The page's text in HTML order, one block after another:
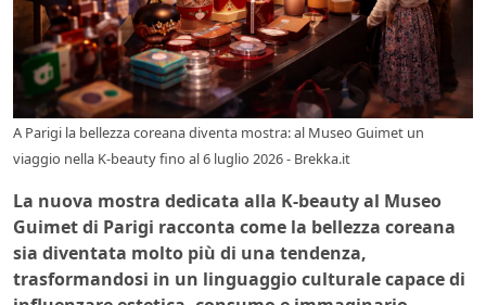
A Parigi la bellezza coreana diventa mostra: al Museo Guimet un
viaggio nella K-beauty fino al 6 luglio 2026 - Brekka.it
La nuova mostra dedicata alla K-beauty al Museo
Guimet di Parigi racconta come la bellezza coreana
sia diventata molto più di una tendenza,
trasformandosi in un linguaggio culturale capace di